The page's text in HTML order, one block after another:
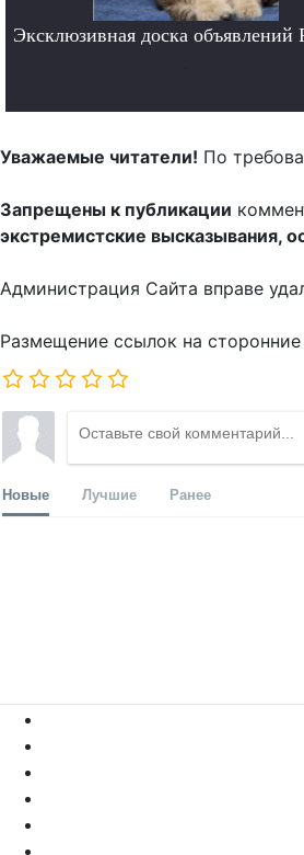
Эксклюзивная доска объявлений
Уважаемые читатели! По
Запрещены к публикации
экстремистские высказывания,
Администрация Сайта вправе
Размещение ссылок на
Новые Лучшие Ранее